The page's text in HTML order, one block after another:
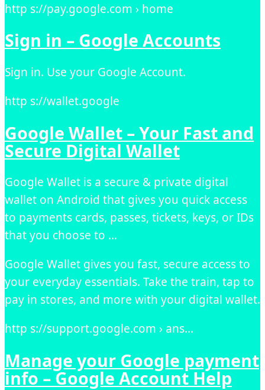
http s://pay.google.com › home
Sign in – Google Accounts
Sign in. Use your Google Account.
http s://wallet.google
Google Wallet – Your Fast and
Secure Digital Wallet
Google Wallet is a secure & private digital
wallet on Android that gives you quick access
to payments cards, passes, tickets, keys, or IDs
that you choose to …
Google Wallet gives you fast, secure access to
your everyday essentials. Take the train, tap to
pay in stores, and more with your digital wallet.
http s://support.google.com › ans…
Manage your Google payment
info – Google Account Help